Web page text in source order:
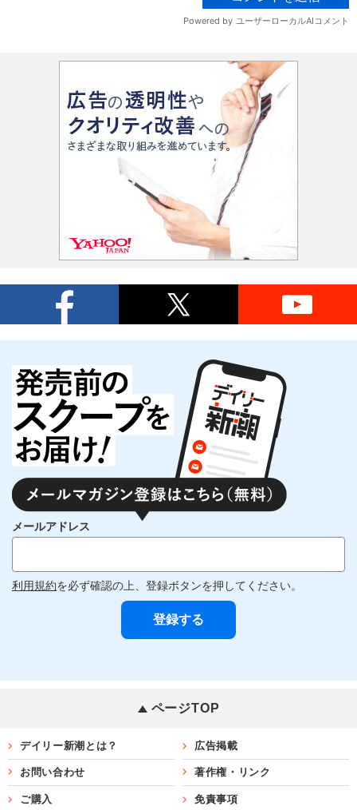
メールアドレス
利用規約を必ず確認の上、登録ボタンを押してください。
ページTOP
デイリー新潮とは？ 広告掲載
お問い合わせ 著作権・リンク
ご購入 免責事項